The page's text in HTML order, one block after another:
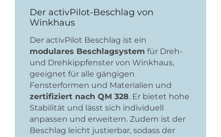
Der activPilot-Beschlag von
Winkhaus
Der activPilot Beschlag ist ein
modulares Beschlagsystem für Dreh-
und Drehkippfenster von Winkhaus,
geeignet für alle gängigen
Fensterformen und Materialien und
zertifiziert nach QM 328. Er bietet hohe
Stabilität und lässt sich individuell
anpassen und erweitern. Zudem ist der
Beschlag leicht justierbar, sodass der